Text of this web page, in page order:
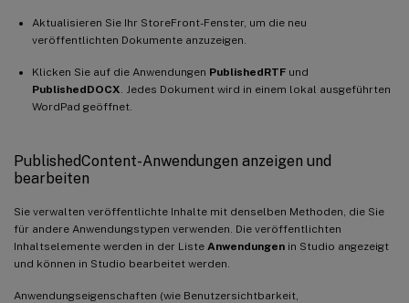
Aktualisieren Sie Ihr StoreFront-Fenster, um die neu
veröffentlichten Dokumente anzuzeigen.
Klicken Sie auf die Anwendungen PublishedRTF und
PublishedDOCX . Jedes Dokument wird in einem lokal ausgeführten
WordPad geöffnet.
PublishedContent-Anwendungen anzeigen und
bearbeiten
Sie verwalten veröffentlichte Inhalte mit denselben Methoden, die Sie
für andere Anwendungstypen verwenden. Die veröffentlichten
Inhaltselemente werden in der Liste Anwendungen in Studio angezeigt
und können in Studio bearbeitet werden.
Anwendungseigenschaften (wie Benutzersichtbarkeit,